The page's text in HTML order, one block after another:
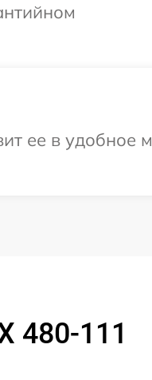
ее в удобное
480-111